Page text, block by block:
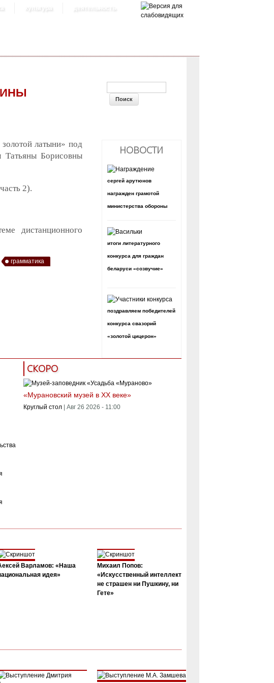
культура деятельность
латыни» под
Татьяны Борисовны
2).
дистанционного
грамматика
ФОРМА ПОИСКА
НОВОСТИ
сергей арутюнов
награжден грамотой
министерства обороны
итоги литературного
конкурса для граждан
беларуси «созвучие»
поздравляем победителей
конкурса свазорий
«золотой цицерон»
СКОРО
«Мурановский музей в XX веке»
Круглый стол | Авг 26 2026 - 11:00
Варламов: «Наша
идея»
Михаил Попов:
«Искусственный интеллект
не страшен ни Пушкину, ни
Гете»